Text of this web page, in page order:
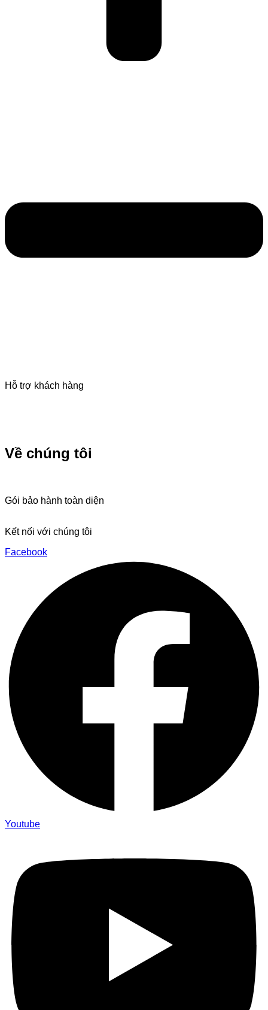
Hỗ trợ khách hàng
Về chúng tôi
Gói bảo hành toàn diện
Kết nối với chúng tôi
Facebook
Youtube